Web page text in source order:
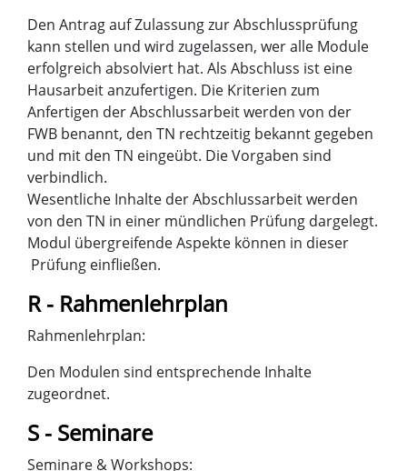
Den Antrag auf Zulassung zur Abschlussprüfung
kann stellen und wird zugelassen, wer alle Module
erfolgreich absolviert hat. Als Abschluss ist eine
Hausarbeit anzufertigen. Die Kriterien zum
Anfertigen der Abschlussarbeit werden von der
FWB benannt, den TN rechtzeitig bekannt gegeben
und mit den TN eingeübt. Die Vorgaben sind
verbindlich.
Wesentliche Inhalte der Abschlussarbeit werden
von den TN in einer mündlichen Prüfung dargelegt.
Modul übergreifende Aspekte können in dieser
Prüfung einfließen.
R - Rahmenlehrplan
Rahmenlehrplan:
Den Modulen sind entsprechende Inhalte
zugeordnet.
S - Seminare
Seminare & Workshops: